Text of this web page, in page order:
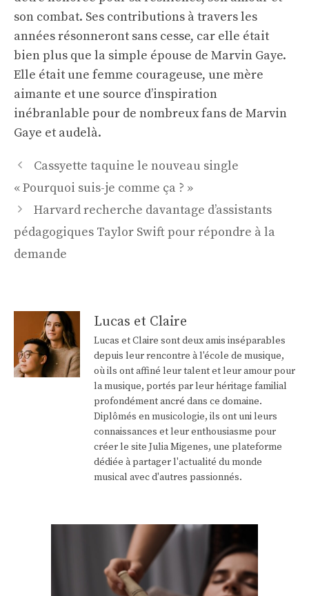
son combat. Ses contributions à travers les
années résonneront sans cesse, car elle était
bien plus que la simple épouse de Marvin Gaye.
Elle était une femme courageuse, une mère
aimante et une source d’inspiration
inébranlable pour de nombreux fans de Marvin
Gaye et audelà.
Navigation
des
Cassyette taquine le nouveau single
« Pourquoi suis-je comme ça ? »
Harvard recherche davantage d’assistants
pédagogiques Taylor Swift pour répondre à la
demande
Lucas et Claire
Lucas et Claire sont deux amis inséparables
depuis leur rencontre à l'école de musique,
où ils ont affiné leur talent et leur amour pour
la musique, portés par leur héritage familial
profondément ancré dans ce domaine.
Diplômés en musicologie, ils ont uni leurs
connaissances et leur enthousiasme pour
créer le site Julia Migenes, une plateforme
dédiée à partager l'actualité du monde
musical avec d'autres passionnés.